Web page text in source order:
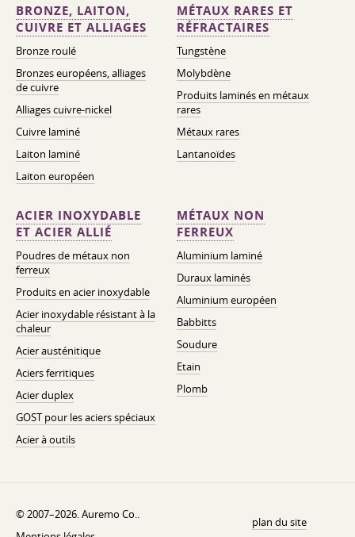
BRONZE, LAITON,
CUIVRE ET ALLIAGES
Bronze roulé
Bronzes européens, alliages
de cuivre
Alliages cuivre-nickel
Cuivre laminé
Laiton laminé
Laiton européen
MÉTAUX RARES ET
RÉFRACTAIRES
Tungstène
Molybdène
Produits laminés en métaux
rares
Métaux rares
Lantanoïdes
ACIER INOXYDABLE
ET ACIER ALLIÉ
Poudres de métaux non
ferreux
Produits en acier inoxydable
Acier inoxydable résistant à la
chaleur
Acier austénitique
Aciers ferritiques
Acier duplex
GOST pour les aciers spéciaux
Acier à outils
MÉTAUX NON
FERREUX
Aluminium laminé
Duraux laminés
Aluminium européen
Babbitts
Soudure
Etain
Plomb
© 2007–2026. Auremo Co..
plan du site